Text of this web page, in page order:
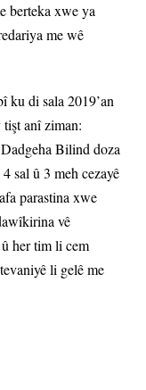
berteka xwe ya
me wê
ku di sala 2019’an
anî ziman:
Bilind doza
sal û 3 meh cezayê
parastina xwe
vê
her tim li cem
li gelê me